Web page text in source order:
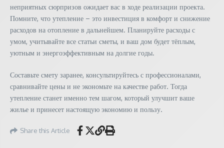
неприятных сюрпризов ожидает вас в ходе реализации проекта.
Помните, что утепление – это инвестиция в комфорт и снижение
расходов на отопление в дальнейшем. Планируйте расходы с
умом, учитывайте все статьи сметы, и ваш дом будет тёплым,
уютным и энергоэффективным на долгие годы.
Составьте смету заранее, консультируйтесь с профессионалами,
сравнивайте цены и не экономьте на качестве работ. Тогда
утепление станет именно тем шагом, который улучшит ваше
жилье и принесет настоящую экономию и пользу.
Share this Article